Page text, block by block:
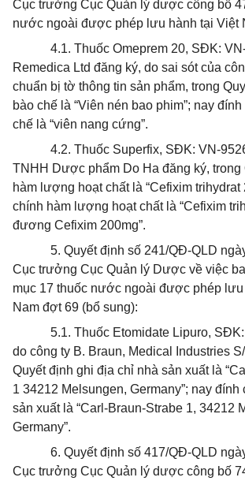
Cục trưởng Cục Quản lý dược công bố
nước ngoài được phép lưu hành tại Việt
4.1. Thuốc Omeprem 20, SĐK:
Remedica Ltd đăng ký, do sai sót của
chuẩn bị tờ thông tin sản phẩm, trong
bào chế là “Viên nén bao phim”; nay
chế là “viên nang cứng”.
4.2. Thuốc Superfix, SĐK: VN-
TNHH Dược phẩm Do Ha đăng ký, trong
hàm lượng hoạt chất là “Cefixim trihydrat
chính hàm lượng hoạt chất là “Cefixim
đương Cefixim 200mg”.
5. Quyết định số 241/QĐ-QLD
Cục trưởng Cục Quản lý Dược về việc
mục 17 thuốc nước ngoài được phép
Nam đợt 69 (bổ sung):
5.1. Thuốc Etomidate Lipuro,
do công ty B. Braun, Medical Industries
Quyết định ghi địa chỉ nhà sản xuất là
1 34212 Melsungen, Germany”; nay
sản xuất là “Carl-Braun-Strabe 1, 34212
Germany”.
6. Quyết định số 417/QĐ-QLD
Cục trưởng Cục Quản lý dược công bố